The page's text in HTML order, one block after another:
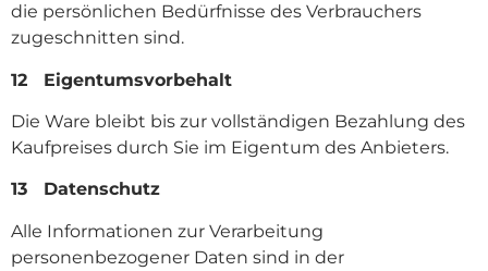
die persönlichen Bedürfnisse des Verbrauchers
zugeschnitten sind.
12 Eigentumsvorbehalt
Die Ware bleibt bis zur vollständigen Bezahlung des
Kaufpreises durch Sie im Eigentum des Anbieters.
13 Datenschutz
Alle Informationen zur Verarbeitung
personenbezogener Daten sind in der